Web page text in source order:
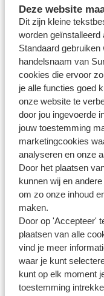
Deze website
Dit zijn kleine
worden geïnstalleerd
Standaard
handelsnaam van
cookies die ervoor
je alle functies goed
onze website te
door jou ingevoerde
jouw toestemming
marketingcookies
analyseren en onze
Door het plaatsen
kunnen wij en
om zo onze inhoud
maken.
Door op 'Accepteer'
plaatsen van alle
vind je meer
waar je kunt
kunt op elk moment
toestemming
Powerbanks
Powerbanks mogen
handbagage. Het is
de ingecheckte
Let op: de regels
kunnen per
daarom vóór vertrek
dat jouw powerbank
Kijk op de website
Naast de algemene
de grootte en het
informatie per
Vragen over
Transavia - hoeveel